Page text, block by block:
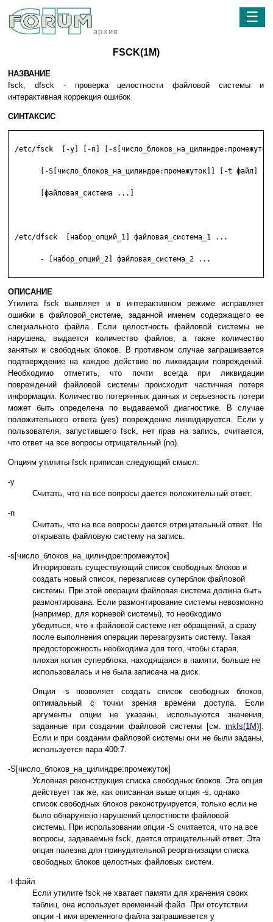
архив
☰
FSCK(1M)
НАЗВАНИЕ
fsck, dfsck - проверка целостности файловой системы и
интерактивная коррекция ошибок
СИНТАКСИС
/etc/fsck  [-y] [-n] [-
[-S[число_блоков_на_цилиндре:промежуток]] [-t файл] [-
       [файловая_система ...]
/etc/dfsck  [набор_опций_1] файловая_система_1 ...
       - [набор_опций_2] файловая_система_2 ...
ОПИСАНИЕ
Утилита fsck выявляет и в интерактивном режиме исправляет
ошибки в файловой_системе, заданной именем содержащего ее
специального файла. Если целостность файловой системы не
нарушена, выдается количество файлов, а также количество
занятых и свободных блоков. В противном случае запрашивается
подтверждение на каждое действие по ликвидации повреждений.
Необходимо отметить, что почти всегда при ликвидации
повреждений файловой системы происходит частичная потеря
информации. Количество потерянных данных и серьезность потери
может быть определена по выдаваемой диагностике. В случае
положительного ответа (yes) повреждение ликвидируется. Если у
пользователя, запустившего fsck, нет прав на запись, считается,
что ответ на все вопросы отрицательный (no).
Опциям утилиты fsck приписан следующий смысл:
-y
Считать, что на все вопросы дается положительный ответ.
-n
Считать, что на все вопросы дается отрицательный ответ. Не
открывать файловую систему на запись.
-s[число_блоков_на_цилиндре:промежуток]
Игнорировать существующий список свободных блоков и
создать новый список, перезаписав суперблок файловой
системы. При этой операции файловая система должна быть
размонтирована. Если размонтирование системы невозможно
(например, для корневой системы), то необходимо
убедиться, что к файловой системе нет обращений, а сразу
после выполнения операции перезагрузить систему. Такая
предосторожность необходима для того, чтобы старая,
плохая копия суперблока, находящаяся в памяти, больше не
использовалась и не была записана на диск.
Опция -s позволяет создать список свободных блоков,
оптимальный с точки зрения времени доступа. Если
аргументы опции не указаны, используются значения,
заданные при создании файловой системы [см. mkfs(1M)].
Если и при создании файловой системы они не были заданы,
используется пара 400:7.
-S[число_блоков_на_цилиндре:промежуток]
Условная реконструкция списка свободных блоков. Эта опция
действует так же, как описанная выше опция -s, однако
список свободных блоков реконструируется, только если не
было обнаружено нарушений целостности файловой
системы. При использовании опции -S считается, что на все
вопросы, задаваемые fsck, дается отрицательный ответ. Эта
опция полезна для принудительной реорганизации списка
свободных блоков целостных файловых систем.
-t файл
Если утилите fsck не хватает памяти для хранения своих
таблиц, она использует временный файл. При отсутствии
опции -t имя временного файла запрашивается у